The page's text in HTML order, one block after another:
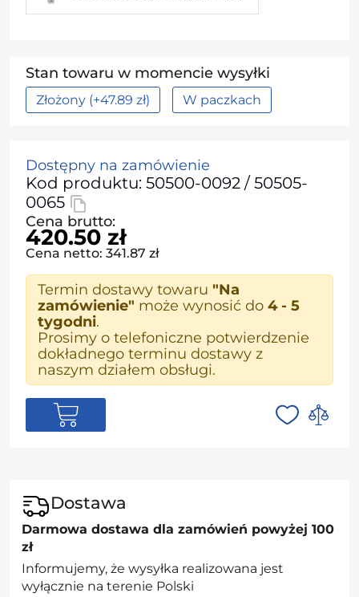
Stan towaru w momencie wysyłki
Złożony (+47.89 zł) W paczkach
Dostępny na zamówienie
Kod produktu: 50500-0092 / 50505-
0065
Cena brutto:
420.50 zł
Cena netto: 341.87 zł
Termin dostawy towaru "Na
zamówienie" może wynosić do 4 - 5
tygodni.
Prosimy o telefoniczne potwierdzenie
dokładnego terminu dostawy z
naszym działem obsługi.
Dostawa
Darmowa dostawa dla zamówień powyżej 100
zł
Informujemy, że wysyłka realizowana jest
wyłącznie na terenie Polski